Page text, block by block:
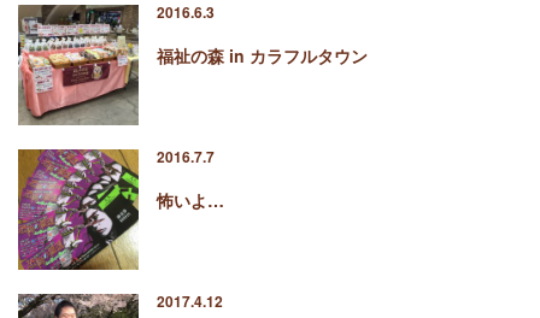
2016.6.3
福祉の森 in カラフルタウン
2016.7.7
怖いよ…
2017.4.12